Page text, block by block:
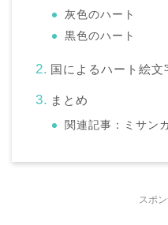
灰色のハート
黒色のハート
国によるハート絵
まとめ
関連記事：ミサン
スポ